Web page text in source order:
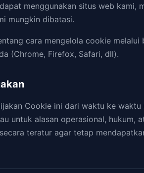
menggunakan situs web kami,
mungkin dibatasi.
cara mengelola cookie melalui
(Chrome, Firefox, Safari, dll).
Cookie ini dari waktu ke
untuk alasan operasional, hukum,
teratur agar tetap